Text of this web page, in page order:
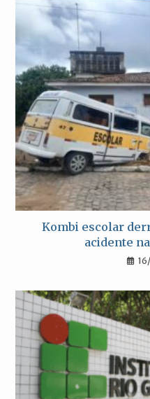
Kombi escolar
acidente